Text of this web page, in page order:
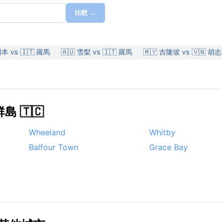
比較 →
vs 🇮🇹 羅馬 🇦🇺 雪梨 vs 🇮🇹 羅馬 🇲🇾 吉隆坡 vs 🇻🇳 胡志
島 🇹🇨
Wheeland
Whitby
Balfour Town
Grace Bay